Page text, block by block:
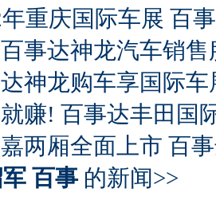
最强山寨 又奥迪又奔驰
年重庆国际车展 百
事达神龙汽车销
神龙购车享国际
赚! 百事达丰田国
两厢全面上市 百
百事 的新闻>>